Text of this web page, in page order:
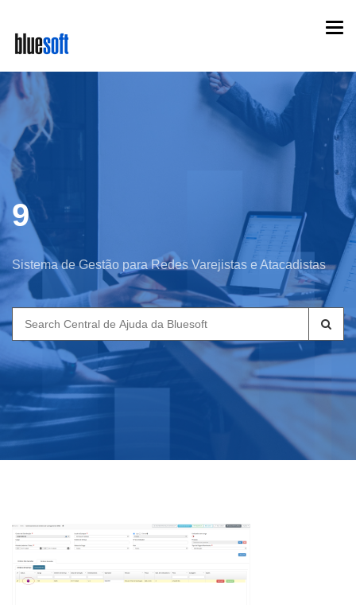
main
content
9
Sistema de Gestão para Redes Varejistas e Atacadistas
Search
for: